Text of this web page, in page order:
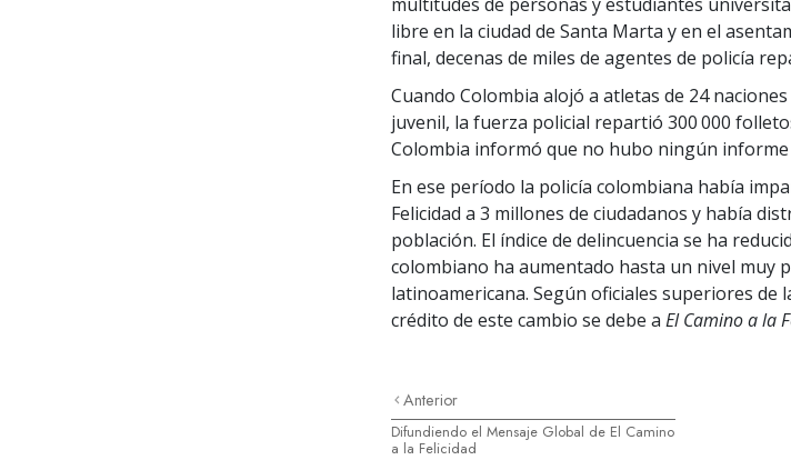
libre en la ciudad de Santa Marta y en el
final, decenas de miles de agentes de policía
Cuando Colombia alojó a atletas de 24
juvenil, la fuerza policial repartió 300 000
Colombia informó que no hubo ningún informe
En ese período la policía colombiana había
Felicidad a 3 millones de ciudadanos y había
población. El índice de delincuencia se ha
colombiano ha aumentado hasta un nivel muy
latinoamericana. Según oficiales superiores de
crédito de este cambio se debe a El Camino a la
Anterior
Difundiendo el Mensaje Global de El Camino
a la Felicidad